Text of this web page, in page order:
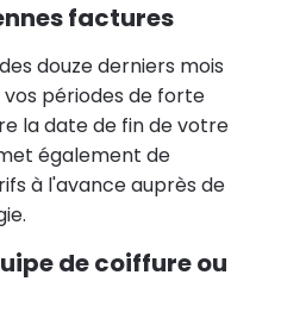
factures
douze derniers mois
périodes de forte
la date de fin de votre
également de
à l'avance auprès de
de coiffure ou